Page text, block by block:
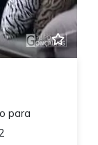
para